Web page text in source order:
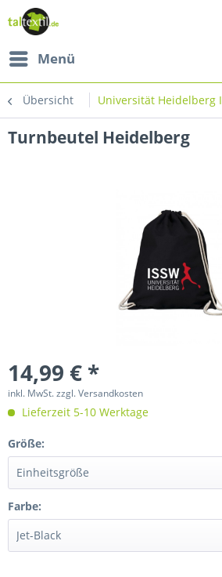
Menü
Übersicht Universität Heidelberg I
Turnbeutel Heidelberg
14,99 € *
inkl. MwSt.zzgl. Versandkosten
Lieferzeit 5-10 Werktage
Größe:
Farbe: